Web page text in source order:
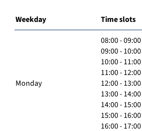
Weekday Time slots
Monday
08:00 - 09:00
09:00 - 10:00
10:00 - 11:00
11:00 - 12:00
12:00 - 13:00
13:00 - 14:00
14:00 - 15:00
15:00 - 16:00
16:00 - 17:00